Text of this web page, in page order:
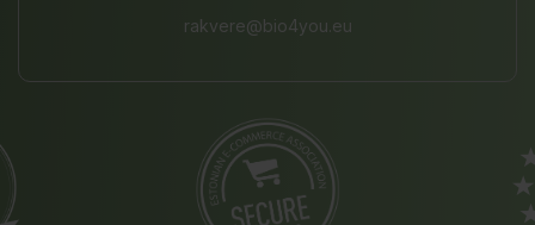
rakvere@bio4you.eu